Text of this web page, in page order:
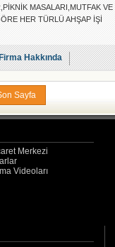
MASALARI,MUTFAK VE
HER TÜRLÜ AHŞAP İŞİ
Hakkında
Sayfa
Merkezi
Videoları